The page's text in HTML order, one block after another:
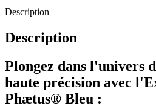
Description
Description
Plongez dans l'univers
haute précision avec
Phætus® Bleu :